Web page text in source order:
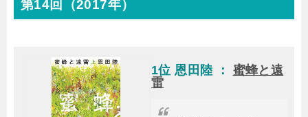
第14回（2017年）
1位 恩田陸 ： 蜜蜂と遠
雷